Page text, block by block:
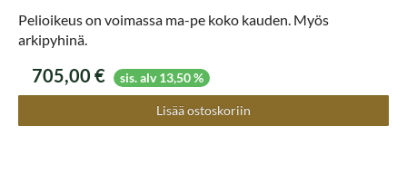
Pelioikeus on voimassa ma-pe koko kauden. Myös
arkipyhinä.
705,00 € sis. alv 13,50 %
Lisää ostoskoriin